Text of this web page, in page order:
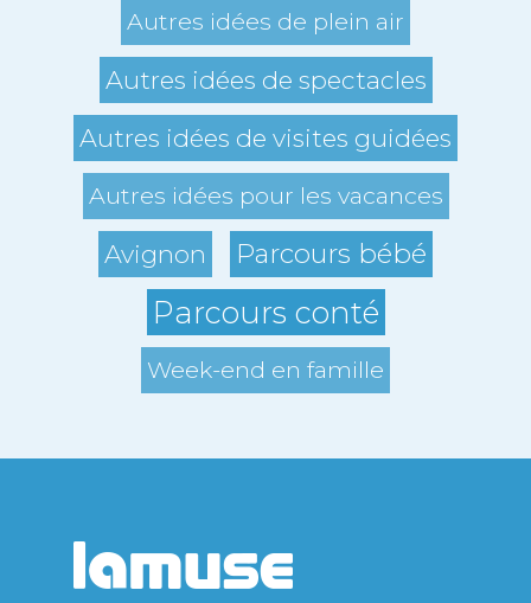
Autres idées de plein air
Autres idées de spectacles
Autres idées de visites guidées
Autres idées pour les vacances
Avignon Parcours bébé
Parcours conté
Week-end en famille